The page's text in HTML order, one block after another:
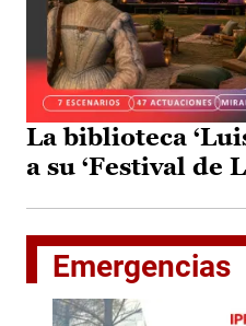
La biblioteca
a su ‘Festival de
Emergencias